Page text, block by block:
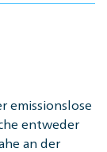
emissionslose
entweder
an der